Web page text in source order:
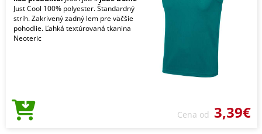
Just Cool 100% polyester. Štandardný
strih. Zakrivený zadný lem pre väčšie
pohodlie. Ľahká textúrovaná tkanina
Neoteric
Cena od 3,39€